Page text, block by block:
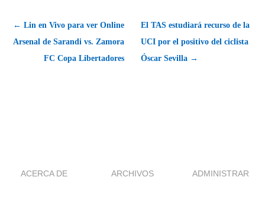
← Lin en Vivo para ver Online
Arsenal de Sarandi vs. Zamora
FC Copa Libertadores
El TAS estudiará recurso de la
UCI por el positivo del ciclista
Óscar Sevilla →
ACERCA DE ARCHIVOS ADMINISTRAR